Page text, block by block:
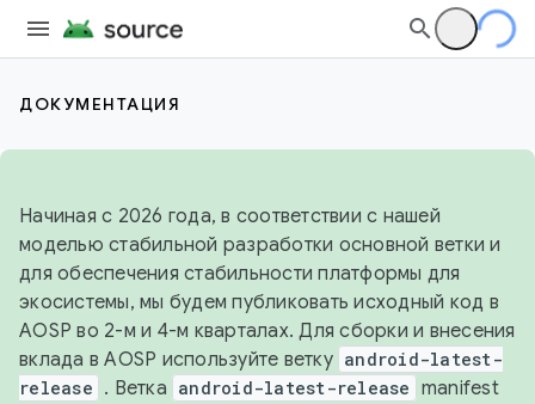
ДОКУМЕНТАЦИЯ
Начиная с 2026 года, в соответствии с нашей
моделью стабильной разработки основной ветки и
для обеспечения стабильности платформы для
экосистемы, мы будем публиковать исходный код в
AOSP во 2-м и 4-м кварталах. Для сборки и внесения
вклада в AOSP используйте ветку android-latest-
release . Ветка android-latest-release manifest